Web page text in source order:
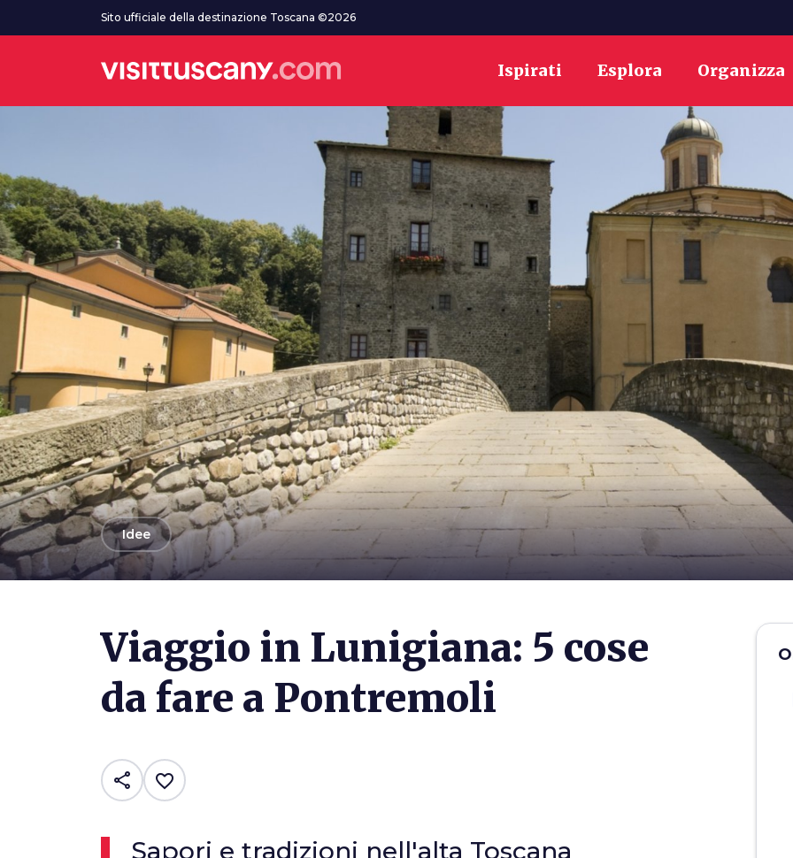
Vai al contenuto principaleSito ufficiale della destinazione Toscana ©2026
Ispirati Esplora Organizza
arrow_backIdee
Viaggio in Lunigiana: 5 cose
da fare a Pontremoli
share favorite_border
Sapori e tradizioni nell'alta Toscana